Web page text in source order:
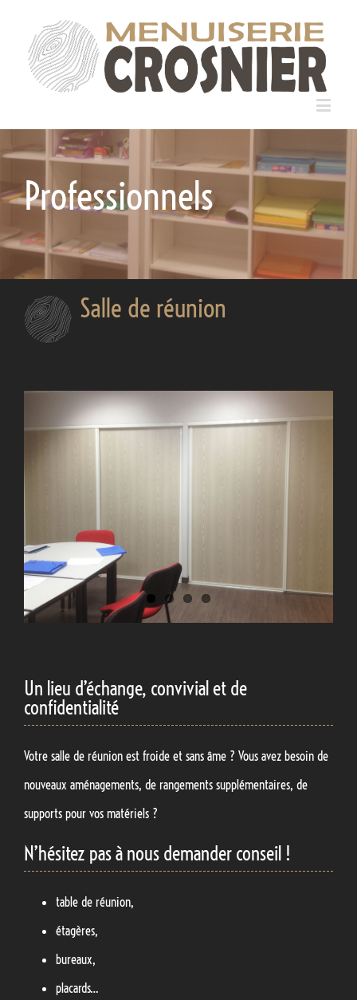
Professionnels
Salle de réunion
Un lieu d’échange, convivial et de
confidentialité
Votre salle de réunion est froide et sans âme ? Vous avez besoin de
nouveaux aménagements, de rangements supplémentaires, de
supports pour vos matériels ?
N’hésitez pas à nous demander conseil !
table de réunion,
étagères,
bureaux,
placards…